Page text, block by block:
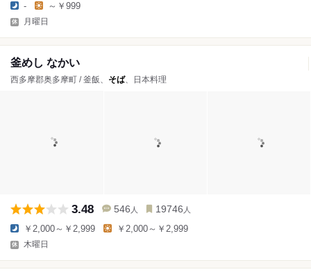
- ～￥999
月曜日
釜めし なかい
西多摩郡奥多摩町 / 釜飯、 そば、日本料理
3.48 546 人 19746 人
￥2,000～￥2,999 ￥2,000～￥2,999
木曜日